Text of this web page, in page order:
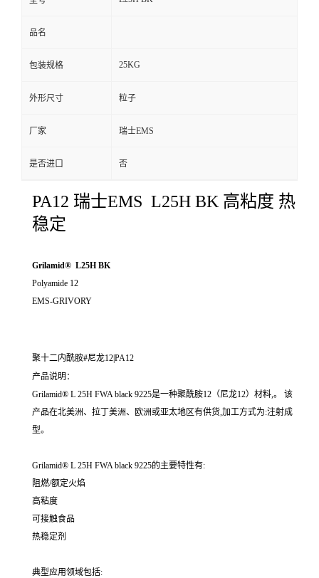
品名
包装规格 25KG
外形尺寸 粒子
厂家 瑞士EMS
是否进口 否
PA12 瑞士EMS L25H BK 高粘度 热
稳定
Grilamid® L25H BK
Polyamide 12
EMS-GRIVORY
聚十二内酰胺#尼龙12|PA12
产品说明：
Grilamid® L 25H FWA black 9225是一种聚酰胺12（尼龙12）材料,。 该
产品在北美洲、拉丁美洲、欧洲或亚太地区有供货,加工方式为:注射成
型。
Grilamid® L 25H FWA black 9225的主要特性有:
阻燃/额定火焰
高粘度
可接触食品
热稳定剂
典型应用领域包括: